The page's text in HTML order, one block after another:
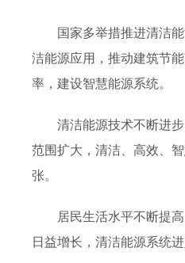
国家多举措推进清洁
洁能源应用，推动建筑节
率，建设智慧能源系统。
清洁能源技术不断进
范围扩大，清洁、高效、
张。
居民生活水平不断提
日益增长，清洁能源系统进